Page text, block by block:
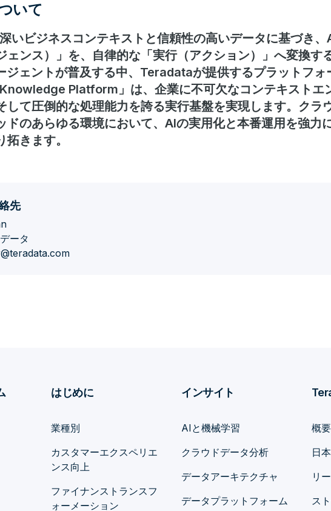
いて
いビジネスコンテキストと信頼性の高いデータに基づき、
ェンス）」を、自律的な「実行（アクション）」へ変換す
ジェントが普及する中、Teradataが提供するプラットフ
Platform」は、企業に不可欠なコンテキストエ
して圧倒的な処理能力を誇る実行基盤を実現します。クラ
ドのあらゆる環境において、AIの実用化と本番運用を強力
きます。
先
ータ
はじめに
業種別
カスタマーエクスペリエ
ンス向上
ファイナンストランスフ
ォーメーション
インサイト
AIと機械学習
クラウドデータ分析
データアーキテクチャ
データプラットフォーム
概要
日
リ
ス